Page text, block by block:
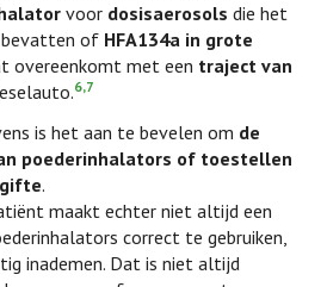
voor dosisaerosols die het
bevatten of HFA134a in grote
overeenkomt met een traject van
6,7
is het aan te bevelen om de
poederinhalators of toestellen
.
maakt echter niet altijd een
correct te gebruiken,
inademen. Dat is niet altijd